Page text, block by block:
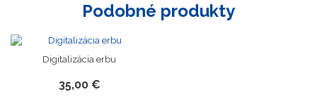
Podobné produkty
Digitalizácia erbu
35,00 €